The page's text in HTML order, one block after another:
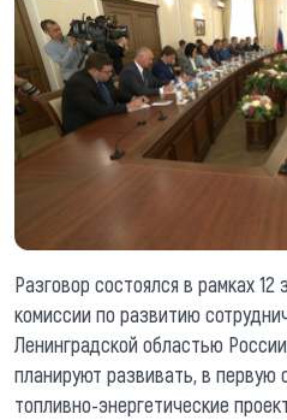
Разговор состоялся в рамках
комиссии по развитию
Ленинградской областью
планируют развивать, в первую
топливно-энергетические